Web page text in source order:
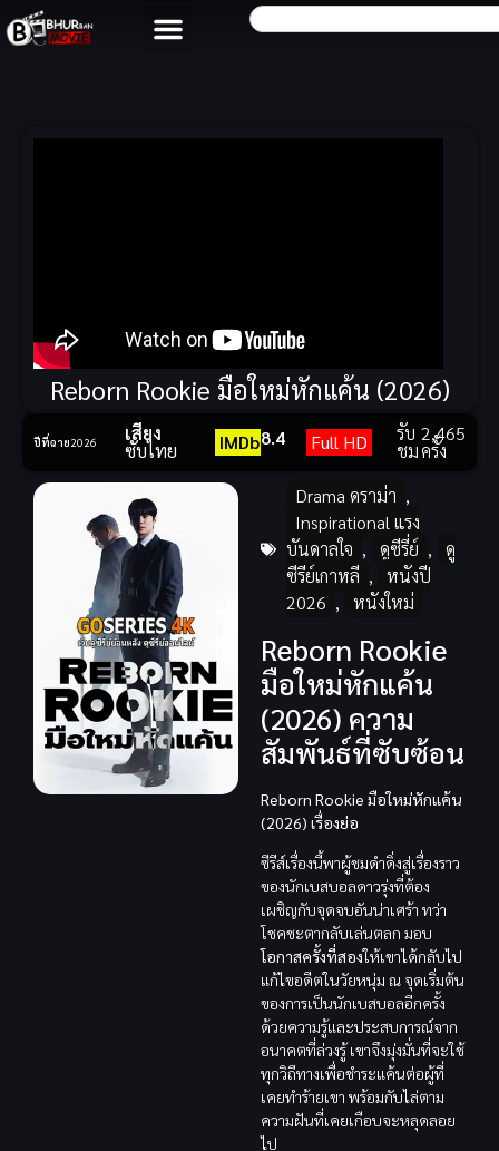
Reborn Rookie มือใหม่หักแค้น (2026)
ปีที่ฉาย2026 เสียง
ซับไทย IMDb8.4 Full HD รับ
ชม
2,465
ครั้ง
Drama ดราม่า ,
Inspirational แรง
บันดาลใจ , ดูซีรี่ย์ ,
ดู
ซีรีย์เกาหลี ,
หนังปี
2026 , หนังใหม่
Reborn Rookie
มือใหม่หักแค้น
(2026) ความ
สัมพันธ์ที่ซับซ้อน
Reborn Rookie มือใหม่หักแค้น
(2026) เรื่องย่อ
ซีรีส์เรื่องนี้พาผู้ชมดำดิ่งสู่เรื่องราว
ของนักเบสบอลดาวรุ่งที่ต้อง
เผชิญกับจุดจบอันน่าเศร้า ทว่า
โชคชะตากลับเล่นตลก มอบ
โอกาสครั้งที่สองให้เขาได้กลับไป
แก้ไขอดีตในวัยหนุ่ม ณ จุดเริ่มต้น
ของการเป็นนักเบสบอลอีกครั้ง
ด้วยความรู้และประสบการณ์จาก
อนาคตที่ล่วงรู้ เขาจึงมุ่งมั่นที่จะใช้
ทุกวิถีทางเพื่อชำระแค้นต่อผู้ที่
เคยทำร้ายเขา พร้อมกับไล่ตาม
ความฝันที่เคยเกือบจะหลุดลอย
ไป